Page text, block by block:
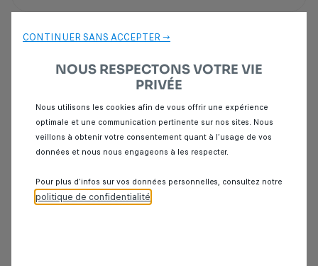
Intéressé par ce véhicule ? Venez l’essayer
d'essai
Point de vente
SPOTICAR Italcar BOUSKOURA
Ouled Benameur, RP 3011, Km 6, Bouskoura
CONTINUER SANS ACCEPTER →
NOUS RESPECTONS VOTRE VIE
PRIVÉE
Nous utilisons les cookies afin de vous offrir une expérience
optimale et une communication pertinente sur nos sites. Nous
veillons à obtenir votre consentement quant à l’usage de vos
données et nous nous engageons à les respecter.
Pour plus d’infos sur vos données personnelles, consultez notre
politique de confidentialité